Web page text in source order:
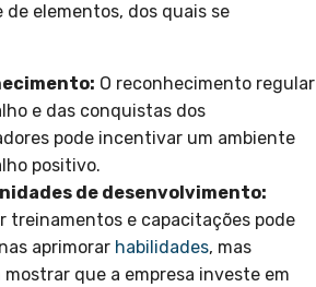
de elementos, dos quais se
O reconhecimento regular
e das conquistas dos
pode incentivar um ambiente
positivo.
de desenvolvimento:
treinamentos e capacitações pode
aprimorar habilidades, mas
mostrar que a empresa investe em